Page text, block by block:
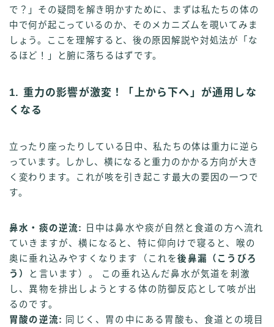
で？」その疑問を解き明かすために、まずは私たちの体の
中で何が起こっているのか、そのメカニズムを覗いてみま
しょう。ここを理解すると、後の原因解説や対処法が「な
るほど！」と腑に落ちるはずです。
1. 重力の影響が激変！「上から下へ」が通用しな
くなる
立ったり座ったりしている日中、私たちの体は重力に逆ら
っています。しかし、横になると重力のかかる方向が大き
く変わります。これが咳を引き起こす最大の要因の一つで
す。
鼻水・痰の逆流:
日中は鼻水や痰が自然と食道の方へ流れ
ていきますが、横になると、特に仰向けで寝ると、喉の
奥に垂れ込みやすくなります（これを後鼻漏（こうびろ
う）
と言います）。 この垂れ込んだ鼻水が気道を刺激
し、異物を排出しようとする体の防御反応として咳が出
るのです。
胃酸の逆流:
同じく、胃の中にある胃酸も、食道との境目